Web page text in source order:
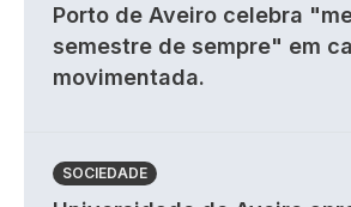
Porto de Aveiro celebra
semestre de sempre" em
movimentada.
SOCIEDADE